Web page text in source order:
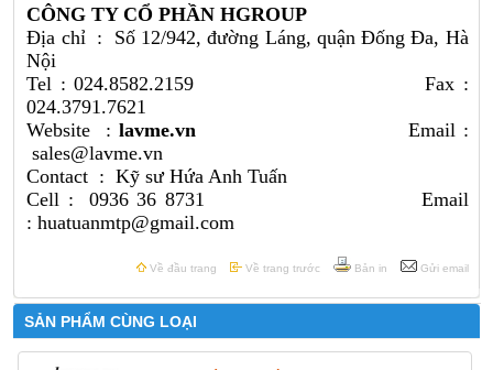
CÔNG TY CỔ PHẦN HGROUP
Địa chỉ : Số 12/942, đường Láng, quận Đống Đa, Hà
Nội
Tel : 024.8582.2159 Fax :
024.3791.7621
Website : lavme.vn Email :
sales@lavme.vn
Contact : Kỹ sư Hứa Anh Tuấn
Cell : 0936 36 8731 Email
: huatuanmtp@gmail.com
Về đầu trang Về trang trước Bản in Gửi email
SẢN PHẨM CÙNG LOẠI